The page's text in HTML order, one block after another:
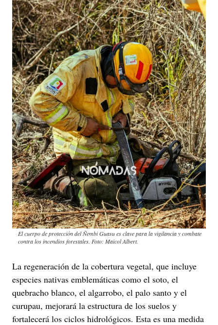
El cuerpo de protección del Ñembi Guasu es clave para la vigilancia y combate
contra los incendios forestales. Foto: Maicol Albert.
La regeneración de la cobertura vegetal, que incluye
especies nativas emblemáticas como el soto, el
quebracho blanco, el algarrobo, el palo santo y el
curupau, mejorará la estructura de los suelos y
fortalecerá los ciclos hidrológicos. Esta es una medida